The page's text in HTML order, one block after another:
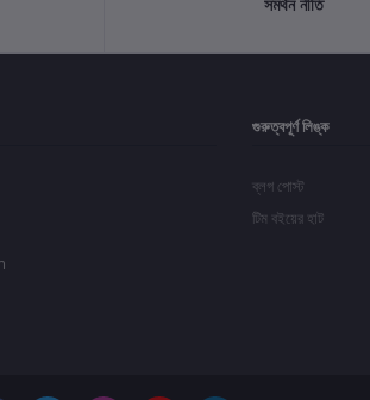
গুরুত্বপূর্ণ লিঙ্ক
ব্লগ পোস্ট
টিম বইয়ের হাট